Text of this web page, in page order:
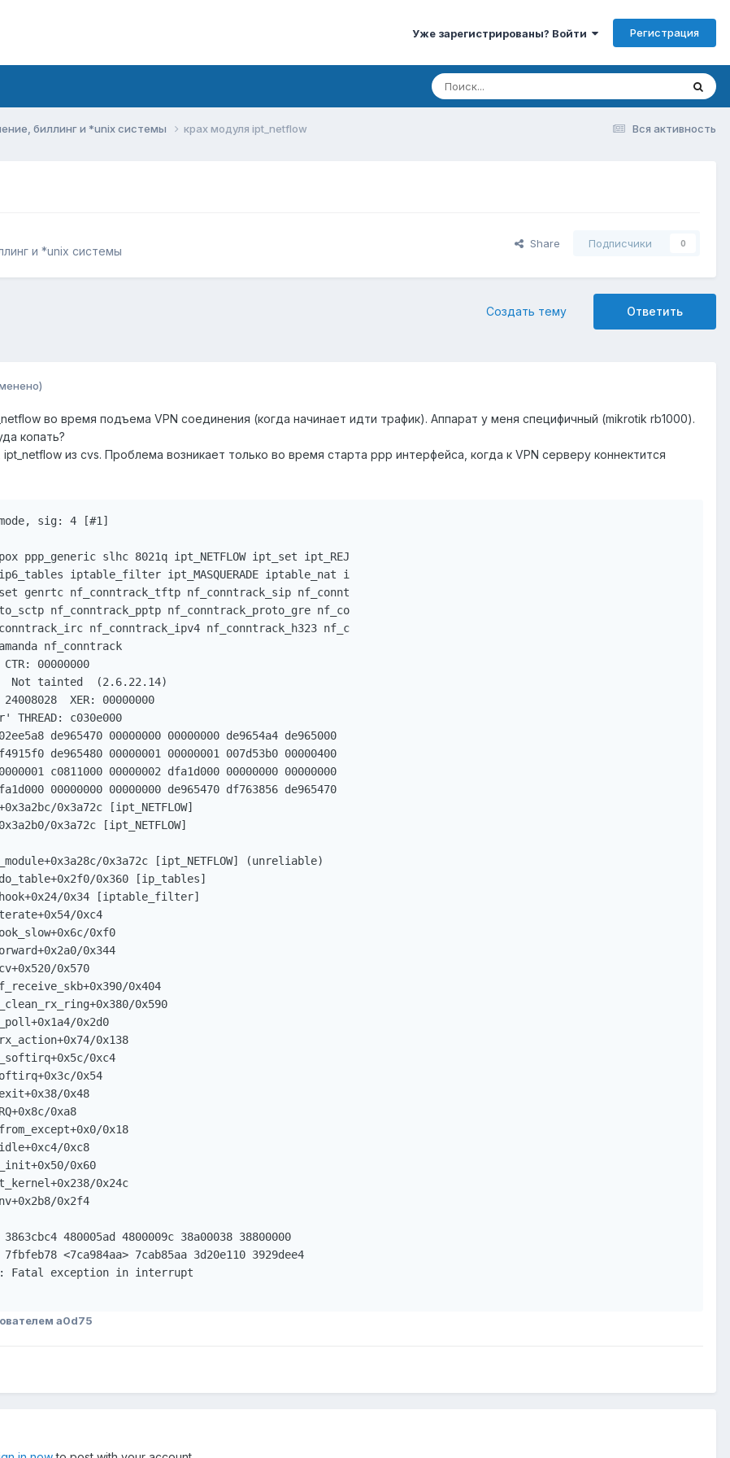
Уже зарегистрированы? Войти Регистрация
Вся активность
биллинг и *unix системы крах модуля ipt_netflow
и *unix системы
Share Подписчики 0
Ответить
Создать тему
во время подъема VPN соединения (когда начинает идти трафик). Аппарат у меня специфичный (mikrotik rb1000).
копать?
из cvs. Проблема возникает только во время старта ppp интерфейса, когда к VPN серверу коннектится
sig: 4 [#1]
ppp_generic slhc 8021q ipt_NETFLOW ipt_set ipt_REJ
iptable_filter ipt_MASQUERADE iptable_nat i
genrtc nf_conntrack_tftp nf_conntrack_sip nf_connt
nf_conntrack_pptp nf_conntrack_proto_gre nf_co
nf_conntrack_ipv4 nf_conntrack_h323 nf_c
nf_conntrack
00000000
Not tainted  (2.6.22.14)
XER: 00000000
THREAD: c030e000
de965470 00000000 00000000 de9654a4 de965000
de965480 00000001 00000001 007d53b0 00000400
c0811000 00000002 dfa1d000 00000000 00000000
00000000 00000000 de965470 df763856 de965470
0x3a72c [ipt_NETFLOW]
0x3a72c [ipt_NETFLOW]
0x3a72c [ipt_NETFLOW] (unreliable)
0x360 [ip_tables]
0x34 [iptable_filter]
0xc4
0xf0
0x344
0x570
0x404
0x590
0x2d0
0x138
0xc4
0x54
0x48
0xa8
0x18
0xc8
0x60
0x24c
0x2f4
480005ad 4800009c 38a00038 38800000
<7ca984aa> 7cab85aa 3d20e110 3929dee4
Fatal exception in interrupt
a0d75